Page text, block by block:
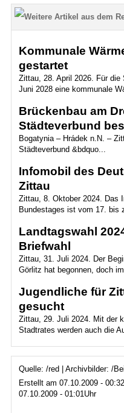
Kommunale
gestartet
Zittau, 28. April 2026. Für
Juni 2028 eine kommunale
Brückenbau am
Städteverbund
Bogatynia – Hrádek n.N. –
Städteverbund &bdquo...
Infomobil des
Zittau
Zittau, 8. Oktober 2024. Das
Bundestages ist vom 17. bis
Landtagswahl
Briefwahl
Zittau, 31. Juli 2024. Der
Görlitz hat begonnen, doch
Jugendliche für
gesucht
Zittau, 29. Juli 2024. Mit der
Stadtrates werden auch die
Quelle: /red | Archivbilder: /
Erstellt am 07.10.2009 -
07.10.2009 - 01:01Uhr